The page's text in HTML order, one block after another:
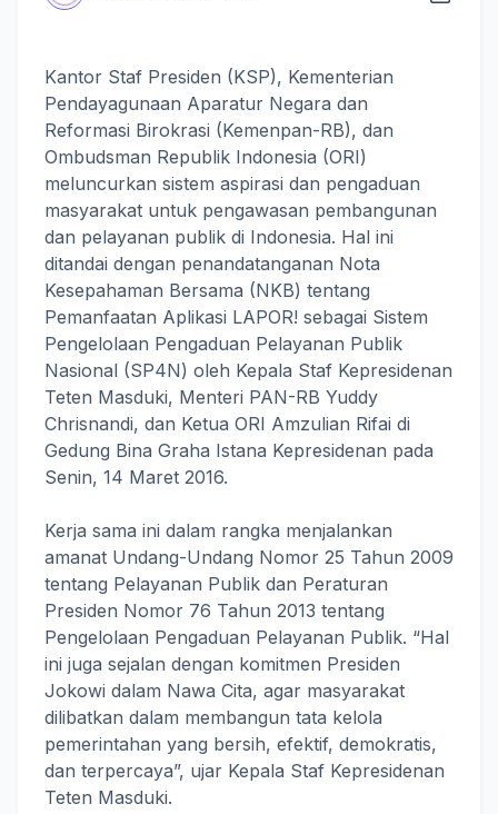
Kantor Staf Presiden (KSP), Kementerian
Pendayagunaan Aparatur Negara dan
Reformasi Birokrasi (Kemenpan-RB), dan
Ombudsman Republik Indonesia (ORI)
meluncurkan sistem aspirasi dan pengaduan
masyarakat untuk pengawasan pembangunan
dan pelayanan publik di Indonesia. Hal ini
ditandai dengan penandatanganan Nota
Kesepahaman Bersama (NKB) tentang
Pemanfaatan Aplikasi LAPOR! sebagai Sistem
Pengelolaan Pengaduan Pelayanan Publik
Nasional (SP4N) oleh Kepala Staf Kepresidenan
Teten Masduki, Menteri PAN-RB Yuddy
Chrisnandi, dan Ketua ORI Amzulian Rifai di
Gedung Bina Graha Istana Kepresidenan pada
Senin, 14 Maret 2016.
Kerja sama ini dalam rangka menjalankan
amanat Undang-Undang Nomor 25 Tahun 2009
tentang Pelayanan Publik dan Peraturan
Presiden Nomor 76 Tahun 2013 tentang
Pengelolaan Pengaduan Pelayanan Publik. “Hal
ini juga sejalan dengan komitmen Presiden
Jokowi dalam Nawa Cita, agar masyarakat
dilibatkan dalam membangun tata kelola
pemerintahan yang bersih, efektif, demokratis,
dan terpercaya”, ujar Kepala Staf Kepresidenan
Teten Masduki.